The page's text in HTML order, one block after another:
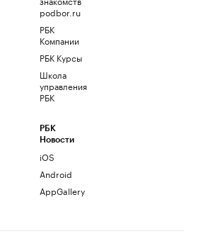
podbor.ru
РБК
Компании
РБК Курсы
Школа
управления
РБК
РБК
Новости
iOS
Android
AppGallery